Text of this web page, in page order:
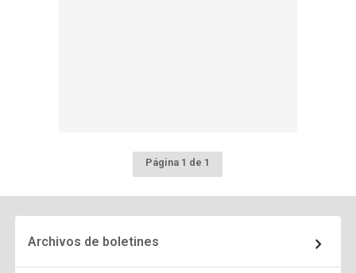
Página 1 de 1
Archivos de boletines